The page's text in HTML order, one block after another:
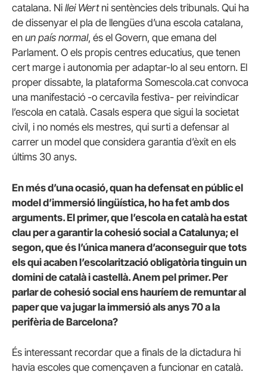
catalana. Ni llei Wertni sentències dels tribunals. Qui ha
de dissenyar el pla de llengües d’una escola catalana,
en un país normal, és el Govern, que emana del
Parlament. O els propis centres educatius, que tenen
cert marge i autonomia per adaptar-lo al seu entorn. El
proper dissabte, la plataforma Somescola.cat convoca
una manifestació -o cercavila festiva- per reivindicar
l’escola en català. Casals espera que sigui la societat
civil, i no només els mestres, qui surti a defensar al
carrer un model que considera garantia d’èxit en els
últims 30 anys.
En més d’una ocasió, quan ha defensat en públic el
model d’immersió lingüística, ho ha fet amb dos
arguments. El primer, que l’escola en català ha estat
clau per a garantir la cohesió social a Catalunya; el
segon, que és l’única manera d’aconseguir que tots
els qui acaben l’escolarització obligatòria tinguin un
domini de català i castellà. Anem pel primer. Per
parlar de cohesió social ens hauríem de remuntar al
paper que va jugar la immersió als anys 70 a la
perifèria de Barcelona?
És interessant recordar que a finals de la dictadura hi
havia escoles que començaven a funcionar en català.